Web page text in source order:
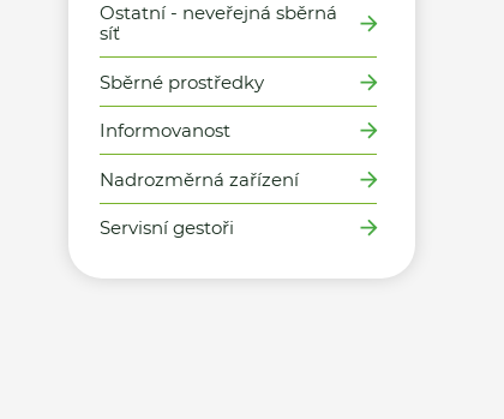
Ostatní - neveřejná sběrná
síť
Sběrné prostředky
Informovanost
Nadrozměrná zařízení
Servisní gestoři